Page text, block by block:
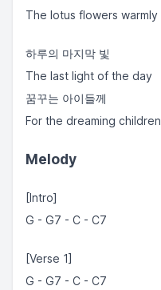
The lotus flowers warmly
하루의 마지막 빛
The last light of the day
꿈꾸는 아이들께
For the dreaming children
Melody
[Intro]
G - G7 - C - C7
[Verse 1]
G - G7 - C - C7